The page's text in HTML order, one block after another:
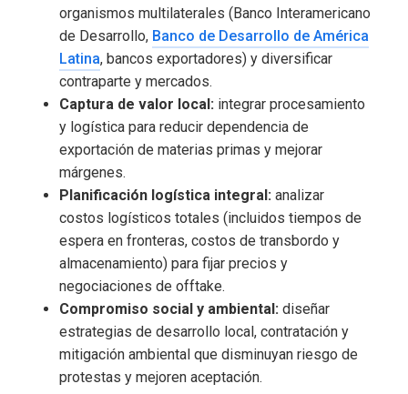
organismos multilaterales (Banco Interamericano
de Desarrollo, Banco de Desarrollo de América
Latina, bancos exportadores) y diversificar
contraparte y mercados.
Captura de valor local: integrar procesamiento
y logística para reducir dependencia de
exportación de materias primas y mejorar
márgenes.
Planificación logística integral: analizar
costos logísticos totales (incluidos tiempos de
espera en fronteras, costos de transbordo y
almacenamiento) para fijar precios y
negociaciones de offtake.
Compromiso social y ambiental: diseñar
estrategias de desarrollo local, contratación y
mitigación ambiental que disminuyan riesgo de
protestas y mejoren aceptación.